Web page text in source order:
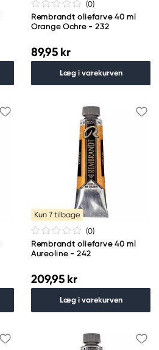
(0)
Rembrandt oliefarve 40 ml
Orange Ochre - 232
89,95 kr
Læg i varekurven
Kun 7 tilbage
(0)
Rembrandt oliefarve 40 ml
Aureoline - 242
209,95 kr
Læg i varekurven